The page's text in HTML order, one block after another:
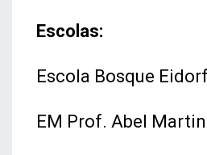
Escolas:
Escola Bosque
EM Prof. Abel